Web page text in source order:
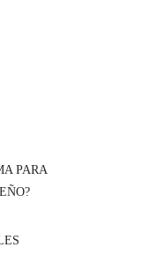
PARA